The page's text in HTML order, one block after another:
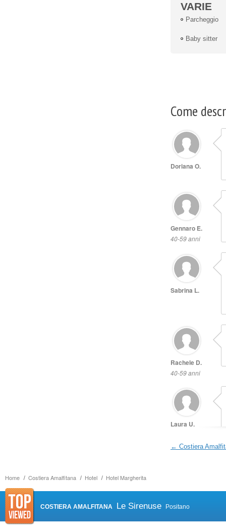
Home Costiera Amalfitana Hotel Hotel Margherita
VARIE
Parcheggio
Baby sitter
Come
← Costiera
COSTIERA AMALFITANA Le Sirenuse Positano